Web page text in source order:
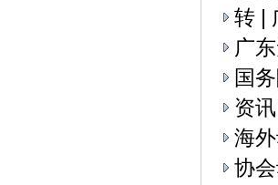
转 |
广
国
资
海
协